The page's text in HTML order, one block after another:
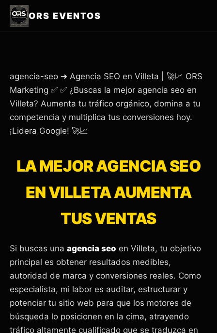
ORS EVENTOS
agencia-seo ➜ Agencia SEO en Villeta | 🚀📈 ORS
Marketing ✅ ✅ ¿Buscas la mejor agencia seo en
Villeta? Aumenta tu tráfico orgánico, domina a tu
competencia y multiplica tus conversiones hoy.
¡Lidera Google! 🚀📈
LA MEJOR AGENCIA SEO
EN VILLETA AUMENTA
TUS VENTAS
Si buscas una agencia seo en Villeta, tu objetivo
principal es obtener resultados medibles,
autoridad de marca y conversiones reales. Como
especialista, mi labor es auditar, estructurar y
potenciar tu sitio web para que los motores de
búsqueda lo posicionen en la cima, atrayendo
tráfico altamente cualificado que se traduzca en